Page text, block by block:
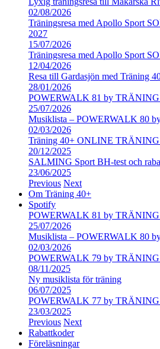
02/08/2026
Träningsresa med Apollo Sport
2027
15/07/2026
Träningsresa med Apollo Sport
12/04/2026
Resa till Gardasjön med Träning
28/01/2026
POWERWALK 81 by
25/07/2026
Musiklista – POWERWALK 80
02/03/2026
Träning 40+ ONLINE TRÄNING
20/12/2025
SALMING Sport BH-test och
23/06/2025
Previous Next
Om Träning 40+
Spotify
POWERWALK 81 by
25/07/2026
Musiklista – POWERWALK 80
02/03/2026
POWERWALK 79 by
08/11/2025
Ny musiklista för träning
06/07/2025
POWERWALK 77 by
23/03/2025
Previous Next
Rabattkoder
Föreläsningar